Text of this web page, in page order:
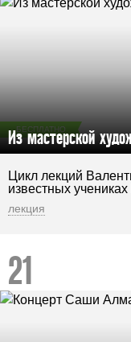
БЕСПЛАТНО
Из мастерской
Цикл лекций
известных
лекция